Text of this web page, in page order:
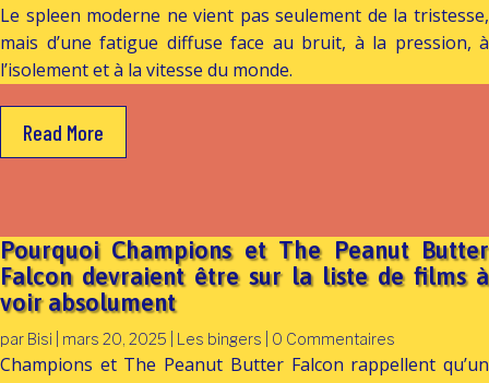
Le spleen moderne ne vient pas seulement de la tristesse,
mais d’une fatigue diffuse face au bruit, à la pression, à
l’isolement et à la vitesse du monde.
Read More
Pourquoi Champions et The Peanut Butter
Falcon devraient être sur la liste de films à
voir absolument
par Bisi mars 20, 2025 Les bingers | 0 Commentaires
Champions et The Peanut Butter Falcon rappellent qu’un